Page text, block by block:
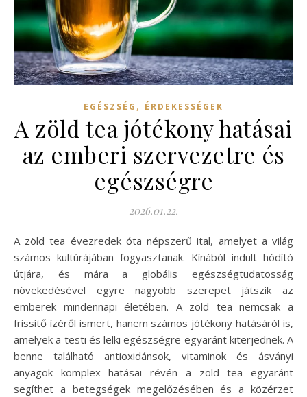
EGÉSZSÉG , ÉRDEKESSÉGEK
A zöld tea jótékony hatásai
az emberi szervezetre és
egészségre
2026.01.22.
A zöld tea évezredek óta népszerű ital, amelyet a világ
számos kultúrájában fogyasztanak. Kínából indult hódító
útjára, és mára a globális egészségtudatosság
növekedésével egyre nagyobb szerepet játszik az
emberek mindennapi életében. A zöld tea nemcsak a
frissítő ízéről ismert, hanem számos jótékony hatásáról is,
amelyek a testi és lelki egészségre egyaránt kiterjednek. A
benne található antioxidánsok, vitaminok és ásványi
anyagok komplex hatásai révén a zöld tea egyaránt
segíthet a betegségek megelőzésében és a közérzet